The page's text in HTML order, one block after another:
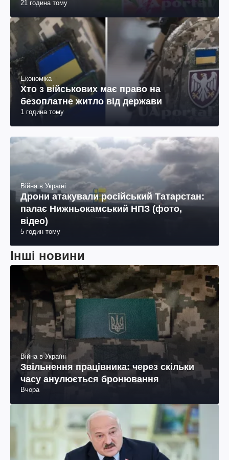
21 година тому
Економіка
Хто з військових має право на
безоплатне житло від держави
1 година тому
Війна в Україні
Дрони атакували російський Татарстан:
палає Нижньокамський НПЗ (фото,
відео)
5 годин тому
Інші новини
Війна в Україні
Звільнення працівника: через скільки
часу анулюється бронювання
Вчора